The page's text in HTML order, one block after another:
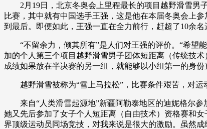
VIP会员 CCTV奥林匹克频道 生活体育大
财经 教育 乡村振兴 生态环境 一
大国智造 大国展会 大国保险 云顶对
CCTV.节目官网 直播 节目单 栏目
2月19日，北京冬奥会上里程最长的项目越野滑雪男子
比赛，其中就有中国选手王强，这是他在本届冬奥会上
到最后。即便如此，王强一直在全力前行，赶超了10余
“不留余力，倾其所有”是人们对王强的评价。“希望能
加的个人第三个项目越野滑雪男子团体短距离（传统技
成绩如果放在半决赛的另一组，就能够以小组第一的身
越野滑雪被称为“雪上马拉松”，比赛条件艰苦，对运
来自“人类滑雪起源地”新疆阿勒泰地区的迪妮格尔参
她又先后参加了女子个人短距离（自由技术）资格赛和
界顶级运动员同场竞技，对我来说是很大的激励。虽然